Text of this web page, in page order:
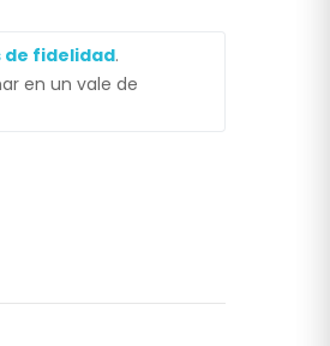
de fidelidad.
en un vale de